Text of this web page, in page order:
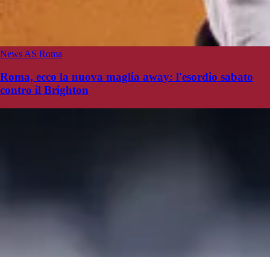
News AS Roma
Roma, ecco la nuova maglia away: l'esordio sabato
contro il Brighton